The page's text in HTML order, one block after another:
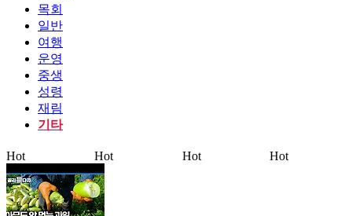
목회
일반
여행
운영
중생
성령
재림
기타
Hot Hot Hot Hot